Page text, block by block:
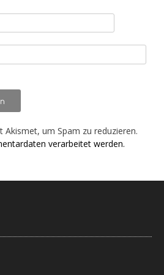
Akismet, um Spam zu reduzieren.
verarbeitet werden.